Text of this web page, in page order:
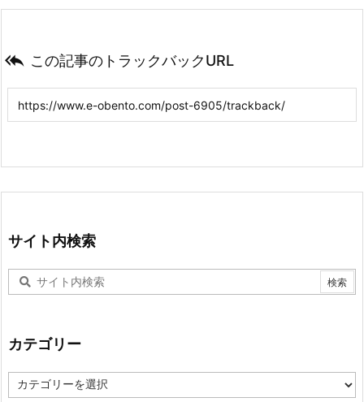
 この記事のトラックバックURL
サイト内検索
カテゴリー
テ